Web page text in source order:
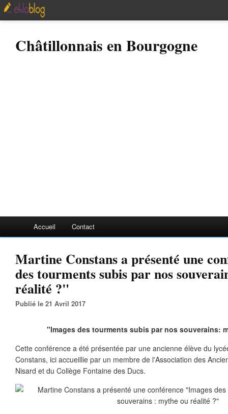
Châtillonnais en Bourgogne
Accueil Contact
Martine Constans a présenté une
des tourments subis par nos
réalité ?"
Publié le 21 Avril 2017
"Images des tourments subis par nos souverains:
Cette conférence a été présentée par une ancienne élève du
Constans, ici accueillie par un membre de l'Association des
Nisard et du Collège Fontaine des Ducs.